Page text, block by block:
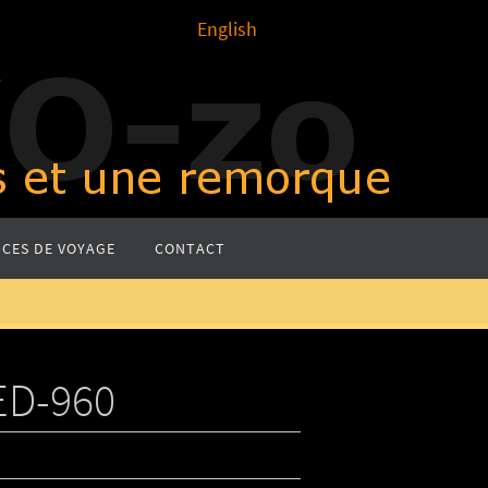
English
DE VOYAGE CONTACT
960